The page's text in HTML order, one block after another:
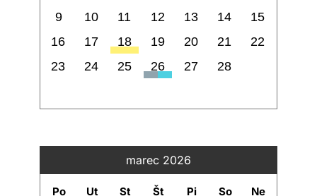
9
10 11 12 13 14
15
16
17 18 19 20 21
22
23
24 25 26 27 28
marec 2026
Po Ut St Št Pi So Ne